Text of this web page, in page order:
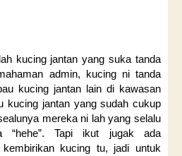
kucing jantan yang suka tanda
admin, kucing ni tanda
kucing jantan lain di kawasan
kucing jantan yang sudah cukup
mereka ni lah yang selalu
“hehe”. Tapi ikut jugak ada
kucing tu, jadi untuk